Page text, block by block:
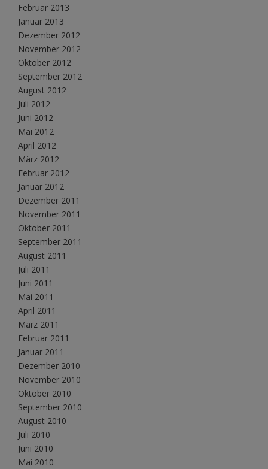
Februar 2013
Januar 2013
Dezember 2012
November 2012
Oktober 2012
September 2012
August 2012
Juli 2012
Juni 2012
Mai 2012
April 2012
März 2012
Februar 2012
Januar 2012
Dezember 2011
November 2011
Oktober 2011
September 2011
August 2011
Juli 2011
Juni 2011
Mai 2011
April 2011
März 2011
Februar 2011
Januar 2011
Dezember 2010
November 2010
Oktober 2010
September 2010
August 2010
Juli 2010
Juni 2010
Mai 2010